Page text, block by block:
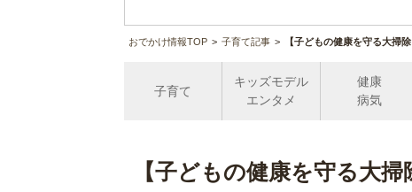
おでかけ情報TOP 子育て記事 【子どもの健康を守る大掃
子育て
キッズモデル
エンタメ
健康
病気
【子どもの健康を守る大